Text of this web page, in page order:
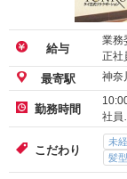
給与
業務
正社
最寄駅 神奈
勤務時間
社
こだわり
未
髪